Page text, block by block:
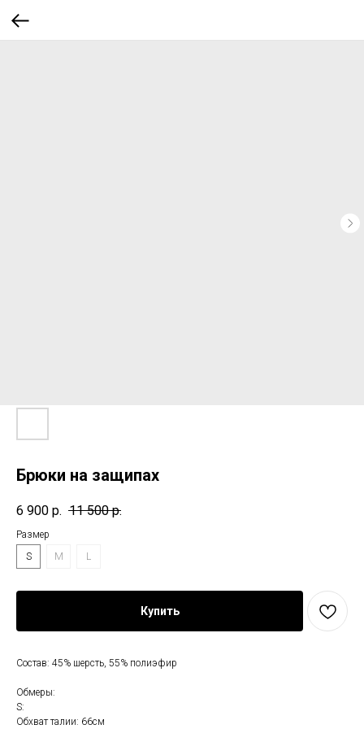
Брюки на защипах
6 900 р. 11 500 р.
Размер
S
M L
Купить
Состав: 45% шерсть, 55% полиэфир
Обмеры:
S:
Обхват талии: 66см